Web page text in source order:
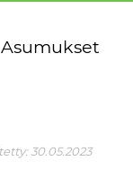
30.05.2023